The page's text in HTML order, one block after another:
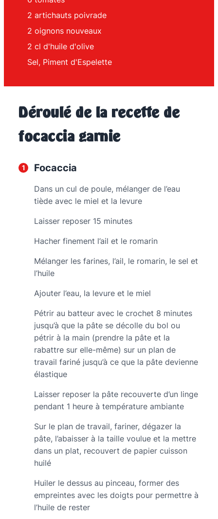
2 artichauts poivrade
2 oignons nouveaux
2 cl d'huile d'olive
Sel, Piment d'Espelette
Déroulé de la recette de
focaccia garnie
Focaccia
Dans un cul de poule, mélanger de l’eau
tiède avec le miel et la levure
Laisser reposer 15 minutes
Hacher finement l’ail et le romarin
Mélanger les farines, l’ail, le romarin, le sel et
l’huile
Ajouter l’eau, la levure et le miel
Pétrir au batteur avec le crochet 8 minutes
jusqu’à que la pâte se décolle du bol ou
pétrir à la main (prendre la pâte et la
rabattre sur elle-même) sur un plan de
travail fariné jusqu’à ce que la pâte devienne
élastique
Laisser reposer la pâte recouverte d’un linge
pendant 1 heure à température ambiante
Sur le plan de travail, fariner, dégazer la
pâte, l’abaisser à la taille voulue et la mettre
dans un plat, recouvert de papier cuisson
huilé
Huiler le dessus au pinceau, former des
empreintes avec les doigts pour permettre à
l’huile de rester